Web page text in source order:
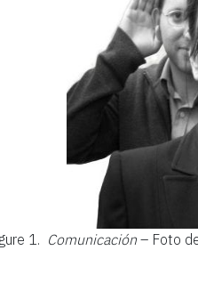
1. Comunicación – Foto